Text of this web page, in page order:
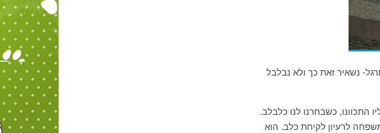
נשאיר זאת כך ולא נבלבל
התכוונו, כשבחרנו לנו כלבלב.
לרעיון לקיחת כלב. הוא